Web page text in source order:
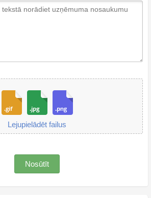
Lejupielādēt failus
Nosūtīt